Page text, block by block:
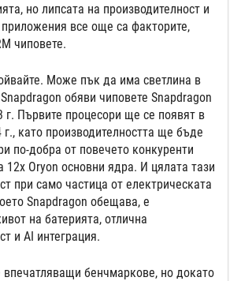
но липсата на производителност и
все още са факторите,
чиповете.
Може пък да има светлина в
обяви чиповете Snapdragon
г. Първите процесори ще се появят в
като производителността ще бъде
по-добра от повечето конкуренти
12x Oryon основни ядра. И цялата тази
при само частица от електрическата
Snapdragon обещава, е
на батерията, отлична
и AI интеграция.
бенчмаркове, но докато